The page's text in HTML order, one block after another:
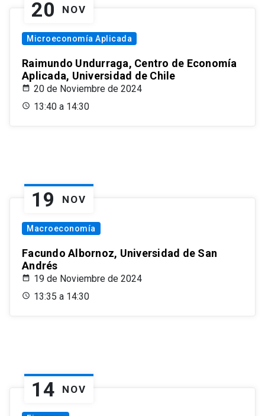
20 NOV
Microeconomía Aplicada
Raimundo Undurraga, Centro de Economía
Aplicada, Universidad de Chile
20 de Noviembre de 2024
13:40 a 14:30
19 NOV
Macroeconomía
Facundo Albornoz, Universidad de San
Andrés
19 de Noviembre de 2024
13:35 a 14:30
14 NOV